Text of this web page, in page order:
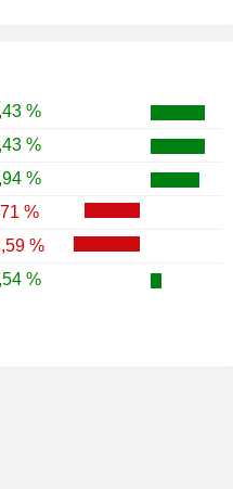
%
%
%
%
%
%